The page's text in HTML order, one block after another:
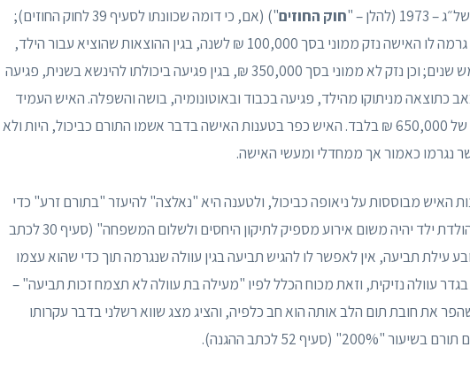
(להלן – " חוק החוזים
") (אם, כי דומה שכוונתו לסעיף 39 לחוק החוזים);
לטענתו, במעשיה ומחדליה אלה גרמה לו האישה נזק ממוני בסך 100,000 ₪ לשנה, בגין ההוצאות שהוציא עבור הילד,
ובסך הכל 500,000 ₪, עבור חמש שנים; וכן נזק לא ממוני בסך 350,000 ₪, בגין פגיעה ביכולתו להינשא בשנית, פגיעה
כתוצאה מניתוקו מהילד, פגיעה בכבוד ובאוטונומיה, בושה והשפלה. האיש העמיד
תביעתו לצרכי אגרה על סך כולל של 650,000 ₪ בלבד. האיש כפר בטענות האישה בדבר אשמו התורם כביכול, היות ולא
נגרמו כאמור אך ממחדלי ומעשי האישה.
האיש מבוססות על ניאופה כביכול, ולטענה היא "נאלצה" להיעזר "בתורם זרע" כדי
להרות, וזאת מתוך תקווה, כי "בהולדת ילד יהיה משום אירוע מספיק לתיקון היחסים ולשלום המשפחה" (סעיף 30 לכתב
עילת תביעה, אין לאפשר לו להגיש תביעה בגין עוולה שנגרמה תוך כדי שהוא עצמו
עוולה נזיקית, וזאת מכוח הכלל לפיו "מעילה בת עוולה לא תצמח זכות תביעה" –
את חובת תום הלב אותה הוא חב כלפיה, והציג מצג שווא רשלני בדבר עקרותו
(סעיף 52 לכתב ההגנה).